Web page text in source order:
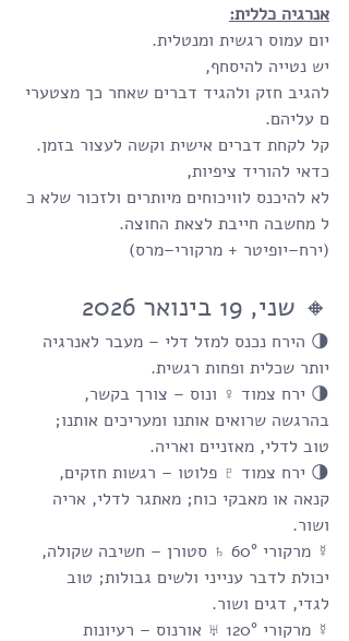
אנרגיה כללית:
יום עמוס רגשית ומנטלית.
יש נטייה להיסחף,
להגיב חזק ולהגיד דברים שאחר כך מצטערי
ם עליהם.
קל לקחת דברים אישית וקשה לעצור בזמן.
כדאי להוריד ציפיות,
לא להיכנס לוויכוחים מיותרים ולזכור שלא כ
ל מחשבה חייבת לצאת החוצה.
(ירח–יופיטר + מרקורי–מרס)
🔸 שני, 19 בינואר 2026
🌗 הירח נכנס למזל דלי – מעבר לאנרגיה
יותר שכלית ופחות רגשית.
🌗 ירח צמוד ♀ ונוס – צורך בקשר,
בהרגשה שרואים אותנו ומעריכים אותנו;
טוב לדלי, מאזניים ואריה.
🌗 ירח צמוד ♇ פלוטו – רגשות חזקים,
קנאה או מאבקי כוח; מאתגר לדלי, אריה
ושור.
☿ מרקורי 60° ♄ סטורן – חשיבה שקולה,
יכולת לדבר ענייני ולשים גבולות; טוב
לגדי, דגים ושור.
☿ מרקורי 120° ♅ אורנוס – רעיונות